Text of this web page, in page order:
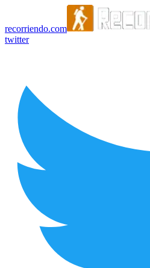
recorriendo.com
twitter